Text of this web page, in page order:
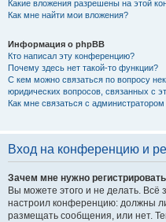
Какие вложения разрешены на этой
Как мне найти мои вложения?
Информация о phpBB
Кто написал эту конференцию?
Почему здесь нет такой-то функции?
С кем можно связаться по вопросу
юридических вопросов, связанных с
Как мне связаться с
Вход на конференцию и
Зачем мне нужно
Вы можете этого и не делать. Всё
настроил конференцию: должны
размещать сообщения, или нет.